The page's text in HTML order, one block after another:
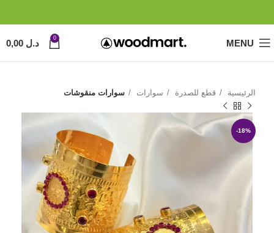
MENU
0 د.ل
الرئيسية قطع للصدرة سوارات سوارات منقوشات
-18%